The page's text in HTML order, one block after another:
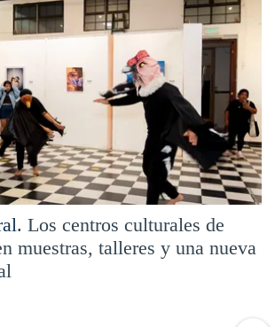
Los centros culturales de
muestras, talleres y una nueva